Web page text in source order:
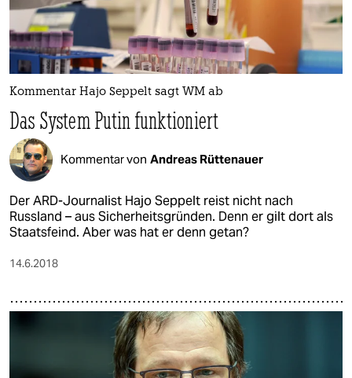
genossenschaft
epaper login
Kommentar Hajo Seppelt sagt WM ab
Das System Putin funktioniert
Kommentar von Andreas Rüttenauer
Der ARD-Journalist Hajo Seppelt reist nicht nach
Russland – aus Sicherheitsgründen. Denn er gilt dort als
Staatsfeind. Aber was hat er denn getan?
14.6.2018